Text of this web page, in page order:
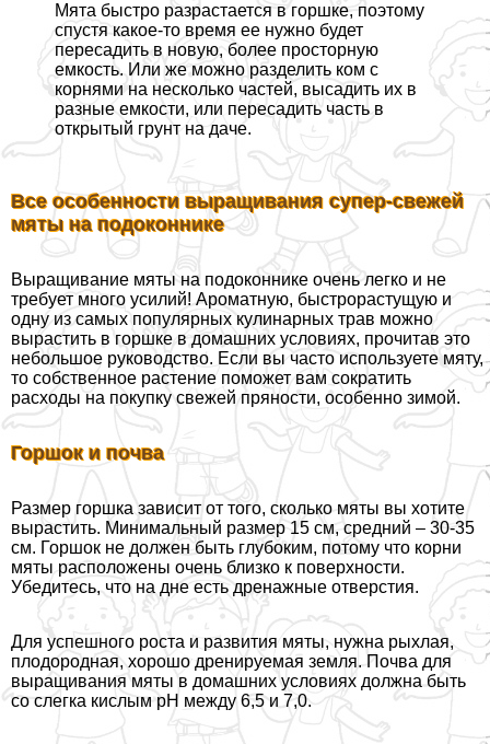
Мята быстро разрастается в горшке, поэтому
спустя какое-то время ее нужно будет
пересадить в новую, более просторную
емкость. Или же можно разделить ком с
корнями на несколько частей, высадить их в
разные емкости, или пересадить часть в
открытый грунт на даче.
Все особенности выращивания супер-свежей
мяты на подоконнике
Выращивание мяты на подоконнике очень легко и не
требует много усилий! Ароматную, быстрорастущую и
одну из самых популярных кулинарных трав можно
вырастить в горшке в домашних условиях, прочитав это
небольшое руководство. Если вы часто используете мяту,
то собственное растение поможет вам сократить
расходы на покупку свежей пряности, особенно зимой.
Горшок и почва
Размер горшка зависит от того, сколько мяты вы хотите
вырастить. Минимальный размер 15 см, средний – 30-35
см. Горшок не должен быть глубоким, потому что корни
мяты расположены очень близко к поверхности.
Убедитесь, что на дне есть дренажные отверстия.
Для успешного роста и развития мяты, нужна рыхлая,
плодородная, хорошо дренируемая земля. Почва для
выращивания мяты в домашних условиях должна быть
со слегка кислым pH между 6,5 и 7,0.